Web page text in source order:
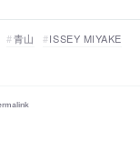
青山 ISSEY MIYAKE